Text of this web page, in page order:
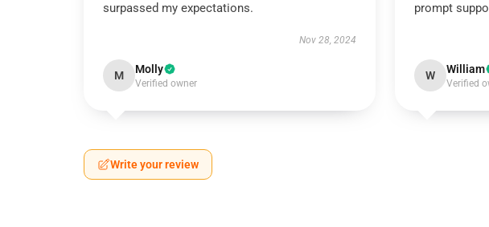
surpassed my expectations.
Nov 28, 2024
M Molly
Verified owner
prompt
W William
Verified
Write your review